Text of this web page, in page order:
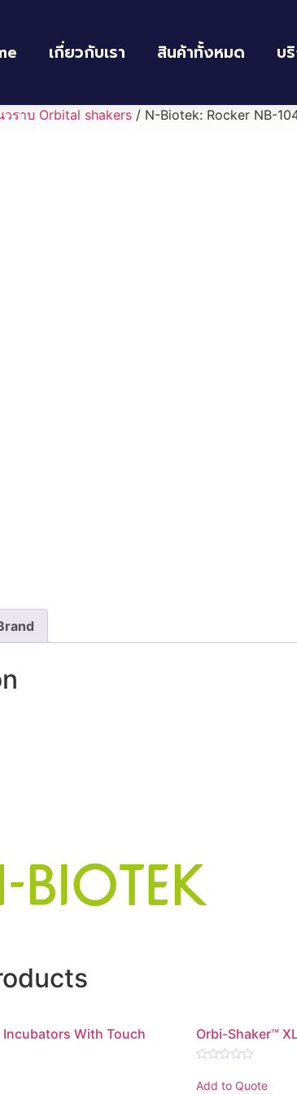
เกี่ยวกับเรา สินค้าทั้งหมด บ
วราบ Orbital shakers / N-Biotek: Rocker NB-
Incubators With Touch
Orbi-Shaker™
0
out
Add to Quote